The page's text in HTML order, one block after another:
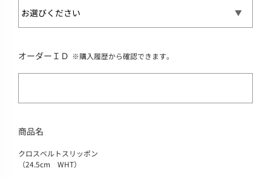
オーダーＩＤ ※購入履歴から確認できます。
商品名
クロスベルトスリッポン
（24.5cm WHT）